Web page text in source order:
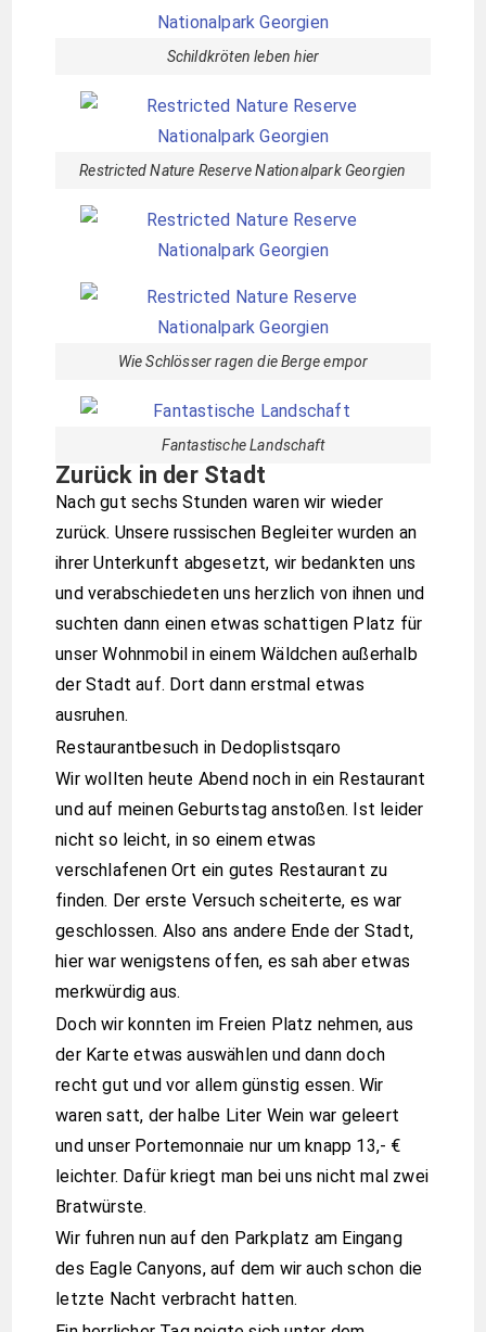
Schildkröten leben hier
Restricted Nature Reserve Nationalpark Georgien
Wie Schlösser ragen die Berge empor
Fantastische Landschaft
Zurück in der Stadt
Nach gut sechs Stunden waren wir wieder
zurück. Unsere russischen Begleiter wurden an
ihrer Unterkunft abgesetzt, wir bedankten uns
und verabschiedeten uns herzlich von ihnen und
suchten dann einen etwas schattigen Platz für
unser Wohnmobil in einem Wäldchen außerhalb
der Stadt auf. Dort dann erstmal etwas
ausruhen.
Restaurantbesuch in Dedoplistsqaro
Wir wollten heute Abend noch in ein Restaurant
und auf meinen Geburtstag anstoßen. Ist leider
nicht so leicht, in so einem etwas
verschlafenen Ort ein gutes Restaurant zu
finden. Der erste Versuch scheiterte, es war
geschlossen. Also ans andere Ende der Stadt,
hier war wenigstens offen, es sah aber etwas
merkwürdig aus.
Doch wir konnten im Freien Platz nehmen, aus
der Karte etwas auswählen und dann doch
recht gut und vor allem günstig essen. Wir
waren satt, der halbe Liter Wein war geleert
und unser Portemonnaie nur um knapp 13,- €
leichter. Dafür kriegt man bei uns nicht mal zwei
Bratwürste.
Wir fuhren nun auf den Parkplatz am Eingang
des Eagle Canyons, auf dem wir auch schon die
letzte Nacht verbracht hatten.